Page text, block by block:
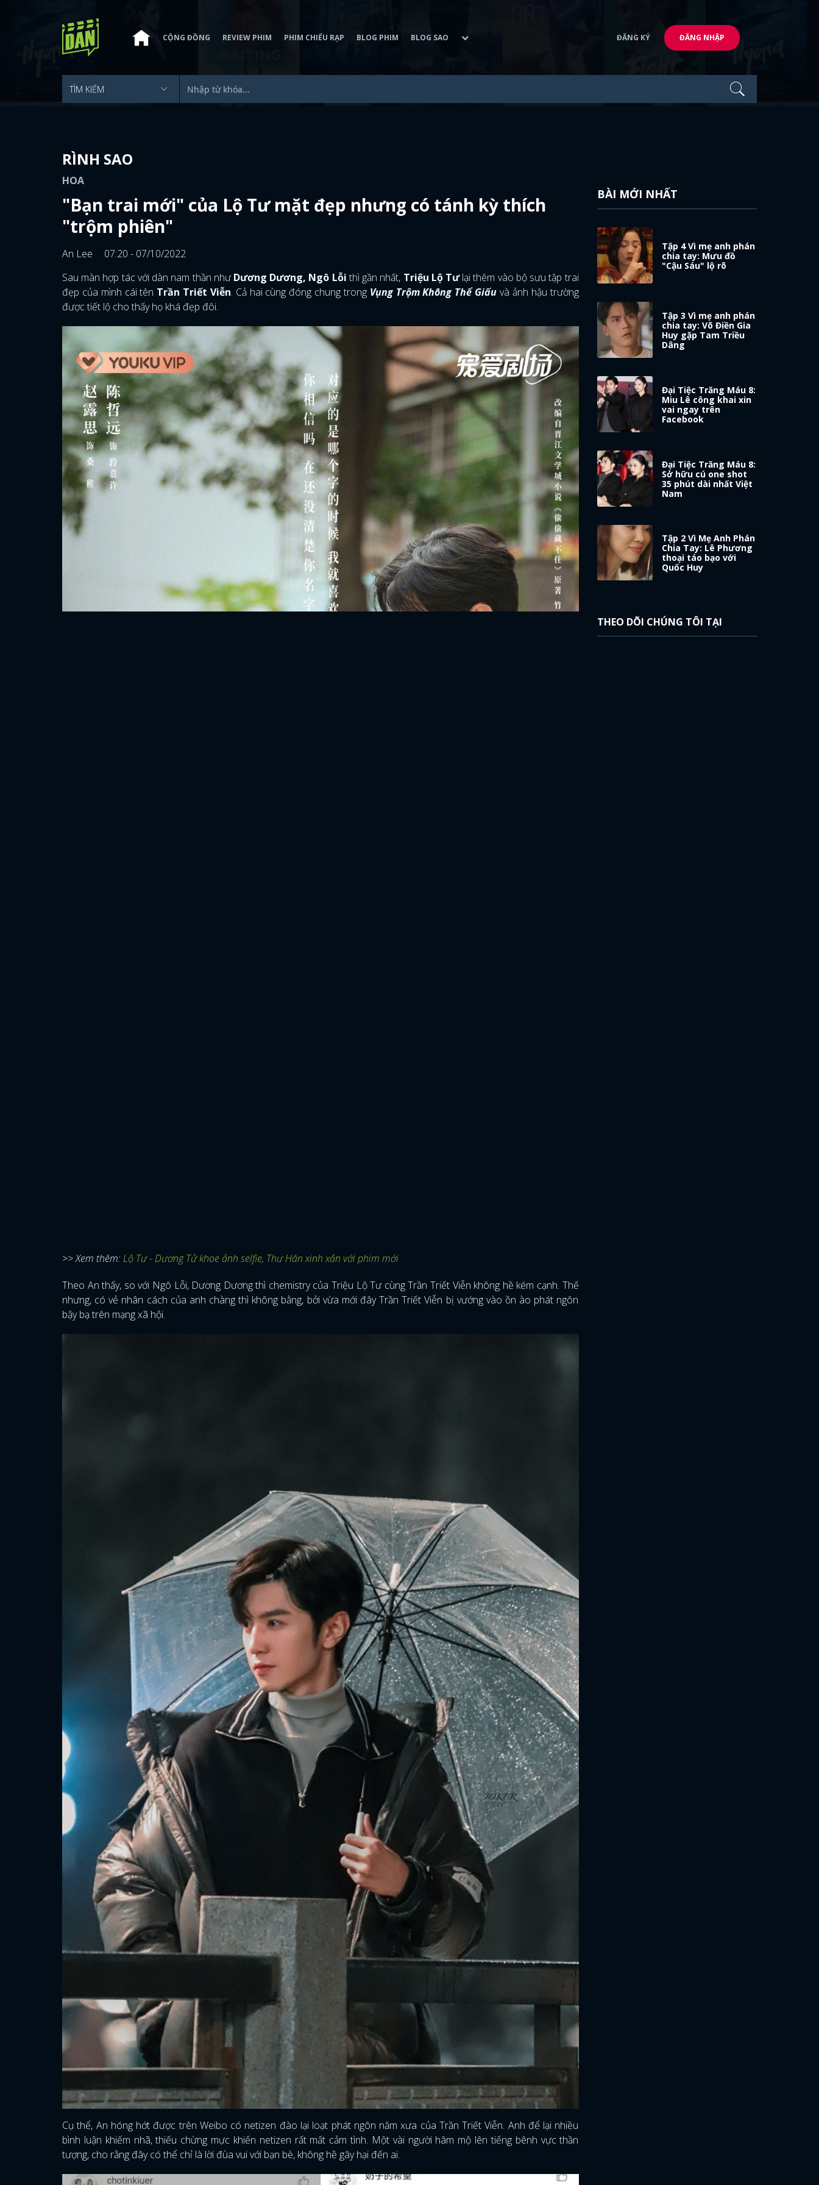
ĐĂNG NHẬP
CỘNG ĐỒNG REVIEW PHIM PHIM CHIẾU RẠP BLOG PHIM BLOG SAO ĐĂNG KÝ ĐĂNG NHẬP
RÌNH SAO
HOA
"Bạn trai mới" của Lộ Tư mặt đẹp nhưng có tánh kỳ thích
"trộm phiên"
An Lee
07:20 - 07/10/2022
Sau màn hợp tác với dàn nam thần nhưDương Dương, Ngô Lỗi thì gần nhất, Triệu Lộ Tưlại thêm vào bộ sưu tập trai
đẹp của mình cái tên Trần Triết Viễn. Cả hai cùng đóng chung trong Vụng Trộm Không Thể Giấuvà ảnh hậu trường
được tiết lộ cho thấy họ khá đẹp đôi.
>> Xem thêm:Lộ Tư - Dương Tử khoe ảnh selfie, Thư Hân xinh xắn với phim mới
Theo An thấy, so với Ngô Lỗi, Dương Dương thì chemistry của Triệu Lộ Tư cùng Trần Triết Viễn không hề kém cạnh. Thế
nhưng, có vẻ nhân cách của anh chàng thì không bằng, bởi vừa mới đây Trần Triết Viễn bị vướng vào ồn ào phát ngôn
bậy bạ trên mạng xã hội.
Cụ thể, An hóng hớt được trên Weibo có netizen đào lại loạt phát ngôn năm xưa của Trần Triết Viễn. Anh để lại nhiều
bình luận khiếm nhã, thiếu chừng mực khiến netizen rất mất cảm tình. Một vài người hâm mộ lên tiếng bênh vực thần
tượng, cho rằng đây có thể chỉ là lời đùa vui với bạn bè, không hề gây hại đến ai.
BÀI MỚI NHẤT
Tập 4 Vì mẹ anh phán
chia tay: Mưu đồ
"Cậu Sáu" lộ rõ
Tập 3 Vì mẹ anh phán
chia tay: Võ Điền Gia
Huy gặp Tam Triều
Dâng
Đại Tiệc Trăng Máu 8:
Miu Lê công khai xin
vai ngay trên
Facebook
Đại Tiệc Trăng Máu 8:
Sở hữu cú one shot
35 phút dài nhất Việt
Nam
Tập 2 Vì Mẹ Anh Phán
Chia Tay: Lê Phương
thoại táo bạo với
Quốc Huy
THEO DÕI CHÚNG TÔI TẠI